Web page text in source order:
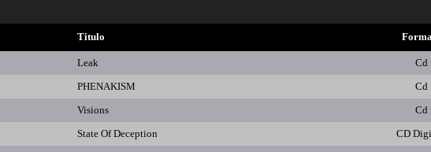
Titulo
Leak Cd
PHENAKISM Cd
Visions Cd
State Of Deception CD